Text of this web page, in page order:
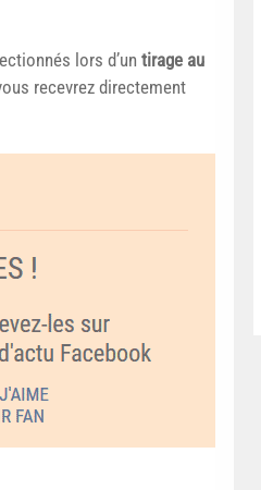
lors d’un tirage au
recevrez directement